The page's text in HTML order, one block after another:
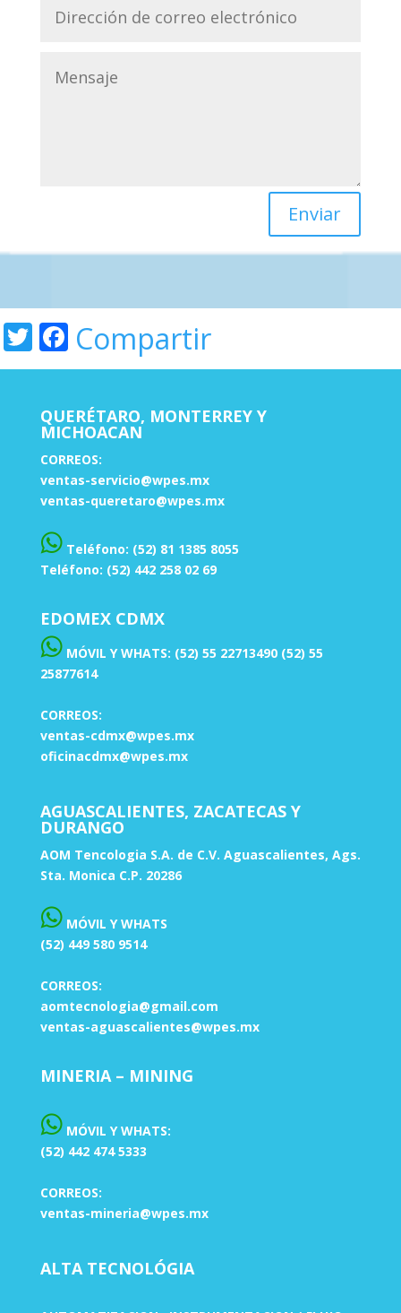
Enviar
Twitter
Facebook
Compartir
QUERÉTARO, MONTERREY Y
MICHOACAN
CORREOS:
ventas-servicio@wpes.mx
ventas-queretaro@wpes.mx
Teléfono: (52) 81 1385 8055
Teléfono: (52) 442 258 02 69
EDOMEX CDMX
MÓVIL Y WHATS: (52) 55 22713490 (52) 55
25877614
CORREOS:
ventas-cdmx@wpes.mx
oficinacdmx@wpes.mx
AGUASCALIENTES, ZACATECAS Y
DURANGO
AOM Tencologia S.A. de C.V. Aguascalientes, Ags.
Sta. Monica C.P. 20286
MÓVIL Y WHATS
(52) 449 580 9514
CORREOS:
aomtecnologia@gmail.com
ventas-aguascalientes@wpes.mx
MINERIA – MINING
MÓVIL Y WHATS:
(52) 442 474 5333
CORREOS:
ventas-mineria@wpes.mx
ALTA TECNOLÓGIA